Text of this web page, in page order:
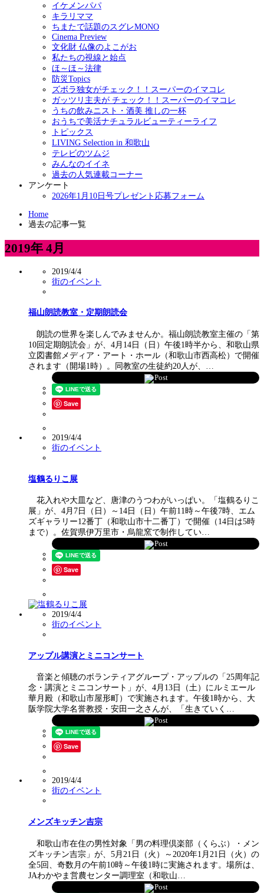
イケメンパパ
キラリママ
ちまたで話題のスグレMONO
Cinema Preview
文化財 仏像のよこがお
私たちの視線と始点
ほ～ほ～法律
防災Topics
ズボラ独女がチェック！！スーパーのイマコレ
ガッツリ主夫が チェック！！スーパーのイマコレ
うちの飲みニスト・酒美 推しの一杯
おうちで美活ナチュラルビューティーライフ
トピックス
LIVING Selection in 和歌山
テレビのツムジ
みんなのイイネ
過去の人気連載コーナー
アンケート
2026年1月10日号プレゼント応募フォーム
Home
過去の記事一覧
2019年 4月
2019/4/4
街のイベント
福山朗読教室・定期朗読会
朗読の世界を楽しんでみませんか。福山朗読教室主催の「第
10回定期朗読会」が、4月14日（日）午後1時半から、和歌山県
立図書館メディア・アート・ホール（和歌山市西高松）で開催
されます（開場1時）。同教室の生徒約20人が、…
Post
Save
2019/4/4
街のイベント
塩鶴るりこ展
花入れや大皿など、唐津のうつわがいっぱい。「塩鶴るりこ
展」が、4月7日（日）～14日（日）午前11時～午後7時、エム
ズギャラリー12番丁（和歌山市十二番丁）で開催（14日は5時
まで）。佐賀県伊万里市・烏龍窯で制作してい…
Post
Save
2019/4/4
街のイベント
アップル講演とミニコンサート
音楽と傾聴のボランティアグループ・アップルの「25周年記
念・講演とミニコンサート」が、4月13日（土）にルミエール
華月殿（和歌山市屋形町）で実施されます。午後1時から、大
阪学院大学名誉教授・安田一之さんが、「生きていく…
Post
Save
2019/4/4
街のイベント
メンズキッチン吉宗
和歌山市在住の男性対象「男の料理倶楽部（くらぶ）・メン
ズキッチン吉宗」が、5月21日（火）～2020年1月21日（火）の
全5回、奇数月の午前10時～午後1時に実施されます。場所は、
JAわかやま営農センター調理室（和歌山…
Post